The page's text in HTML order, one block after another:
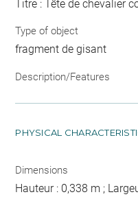
Titre : Tête de chevalier
Type of object
fragment de gisant
Description/Features
PHYSICAL
Dimensions
Hauteur : 0,338 m ;